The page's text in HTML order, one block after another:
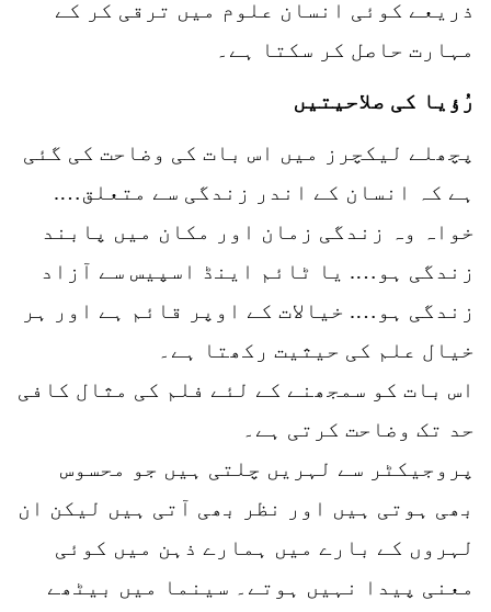
ذریعے کوئی انسان علوم میں ترقی کر کے
مہارت حاصل کر سکتا ہے۔
رُؤیا کی صلاحیتیں
پچھلے لیکچرز میں اس بات کی وضاحت کی گئی
ہے کہ انسان کے اندر زندگی سے متعلق….
خواہ وہ زندگی زمان اور مکان میں پابند
زندگی ہو…. یا ٹائم اینڈ اسپیس سے آزاد
زندگی ہو…. خیالات کے اوپر قائم ہے اور ہر
خیال علم کی حیثیت رکھتا ہے۔
اس بات کو سمجھنے کے لئے فلم کی مثال کافی
حد تک وضاحت کرتی ہے۔
پروجیکٹر سے لہریں چلتی ہیں جو محسوس
بھی ہوتی ہیں اور نظر بھی آتی ہیں لیکن ان
لہروں کے بارے میں ہمارے ذہن میں کوئی
معنی پیدا نہیں ہوتے۔ سینما میں بیٹھے